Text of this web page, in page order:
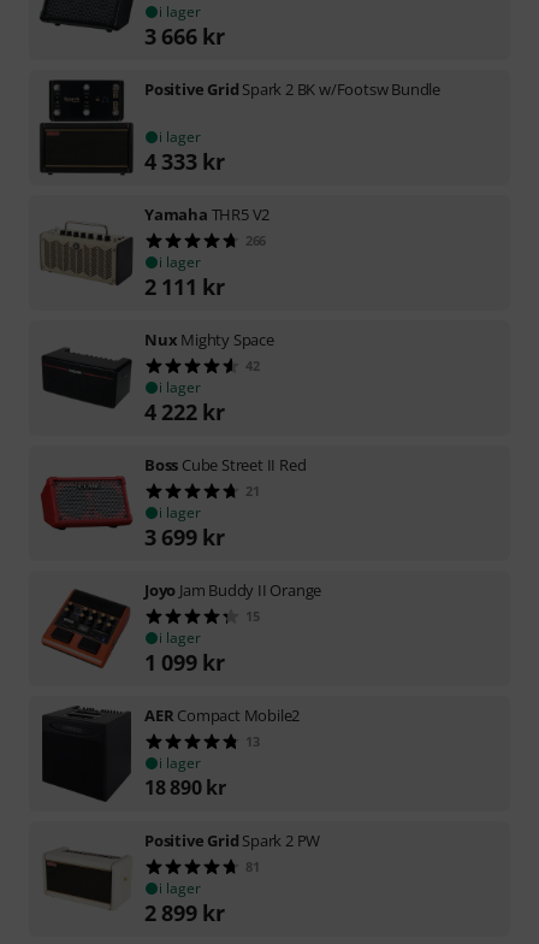
i lager
3 666 kr
Positive Grid Spark 2 BK w/Footsw Bundle
i lager
4 333 kr
Yamaha THR5 V2
266
i lager
2 111 kr
Nux Mighty Space
42
i lager
4 222 kr
Boss Cube Street II Red
21
i lager
3 699 kr
Joyo Jam Buddy II Orange
15
i lager
1 099 kr
AER Compact Mobile2
13
i lager
18 890 kr
Positive Grid Spark 2 PW
81
i lager
2 899 kr